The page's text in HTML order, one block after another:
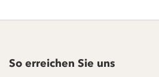
So erreichen Sie uns